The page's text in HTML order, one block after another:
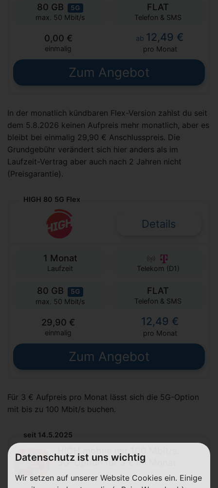
80 GB 5G
max. 50 Mbit/s
FLAT
Telefon & SMS
0,00 €
einmalig
ab 12,49 €
pro Monat
Zum Angebot
In der monatlich kündbaren Flex-Version zahlst du seit
dem 5.8.2026 keinen Aufpreis mehr monatlich, aber es
bleibt bei einmalig 29,90 € Anschlusspreis. Die
Grundgebühr verändert sich hier anders als im
Laufzeit-Vertrag aber auch nach 2 Jahren nicht
(Preisgarantie).
HIGH 80 5G Flex
Details
1 Monat
Laufzeit Telekom (D1)
80 GB 5G
max. 50 Mbit/s
FLAT
Telefon & SMS
29,90 €
einmalig
12,49 €
pro Monat
Zum Angebot
Für 3 € Aufpreis pro Monat lässt sich die 5G-Option
mit bis zu 100 Mbit/s buchen.
seit 14.5.2025
HIGH mobile mit 100 Mbit/s.
5G-Option für 3 € im Monat
Datenschutz ist uns wichtig
Wir setzen auf unserer Website Cookies ein. Einige